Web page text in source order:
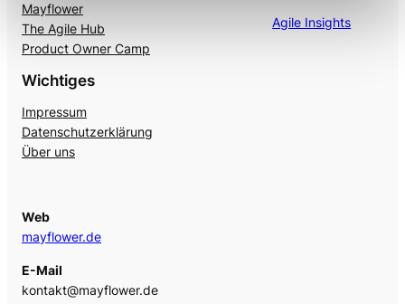
Mayflower
The Agile Hub
Product Owner Camp
Agile Insights
Wichtiges
Impressum
Datenschutzerklärung
Über uns
Web
mayflower.de
E-Mail
kontakt@mayflower.de